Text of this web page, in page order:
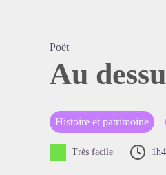
Poët
Au
Histoire et patrimoine
Très facile